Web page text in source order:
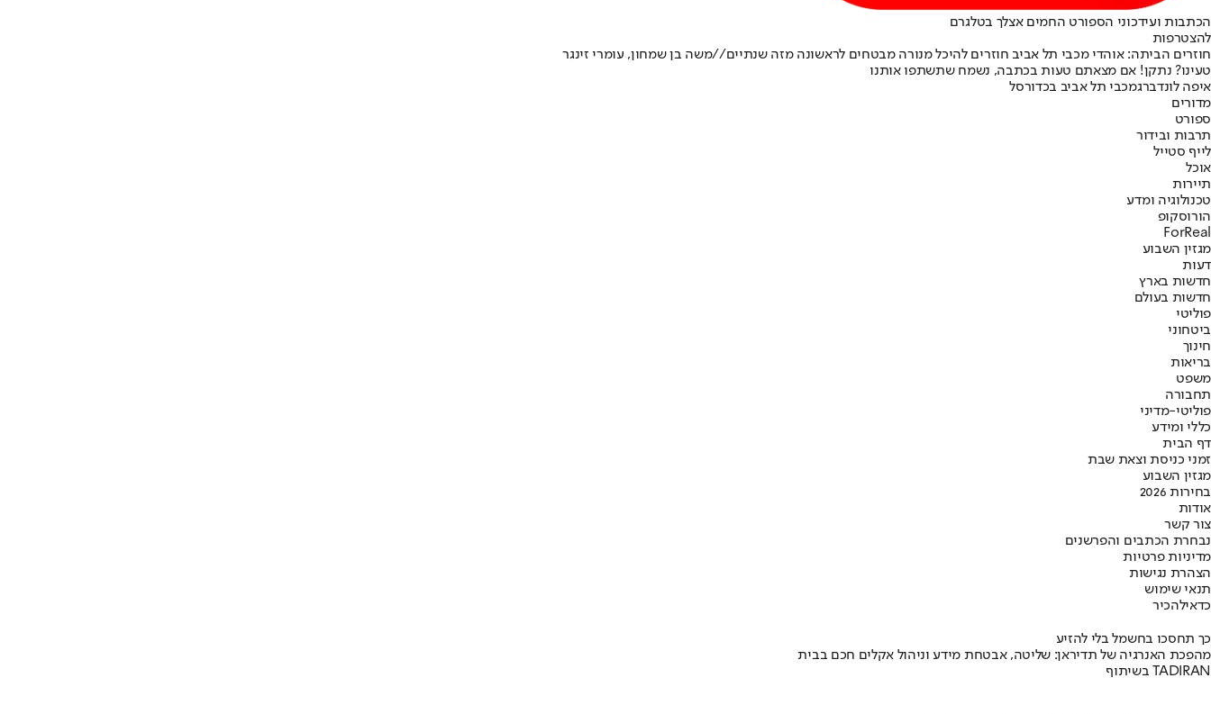
הכתבות ועידכוני הספורט החמים אצלך בטלגרם
להצטרפות
חוזרים הביתה: אוהדי מכבי תל אביב חוזרים להיכל מנורה מבטחים לראשונה מזה שנתיים//משה בן שמחון, עומרי זינגר
טעינו? נתקן! אם מצאתם טעות בכתבה, נשמח שתשתפו אותנו
איפה לונדברגמכבי תל אביב בכדורסל
מדורים
ספורט
תרבות ובידור
לייף סטייל
אוכל
תיירות
טכנולוגיה ומדע
הורוסקופ
ForReal
מגזין השבוע
דעות
חדשות בארץ
חדשות בעולם
פוליטי
ביטחוני
חינוך
בריאות
משפט
תחבורה
פוליטי-מדיני
כללי ומידע
דף הבית
זמני כניסת וצאת שבת
מגזין השבוע
בחירות 2026
אודות
צור קשר
נבחרת הכתבים והפרשנים
מדיניות פרטיות
הצהרת נגישות
תנאי שימוש
כדאילהכיר
כך תחסכו בחשמל בלי להזיע
מהפכת האנרגיה של תדיראן: שליטה, אבטחת מידע וניהול אקלים חכם בבית
בשיתוף TADIRAN